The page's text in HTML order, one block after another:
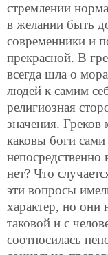
стремлении
в желании быть
современники и
прекрасной. В
всегда шла о
людей к самим
религиозная
значения.
каковы боги
нет? Что
эти вопросы
характер, но они
таковой и с
соотносилась